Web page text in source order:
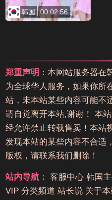
韩国 00:02:56
郑重声明 ：本网站服务器在
为全球华人服务，如果你所
站，未本站某些内容可能不
请自觉离开本站,谢谢！ 本
经允许禁止转载售卖！本站
发现本站的某些内容不合适
版权，请联系我们删除！
站内导航： 客服中心 韩国
VIP 分类频道 站长说 关于